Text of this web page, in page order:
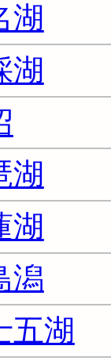
湖
湖
湖
湖
潟
五湖